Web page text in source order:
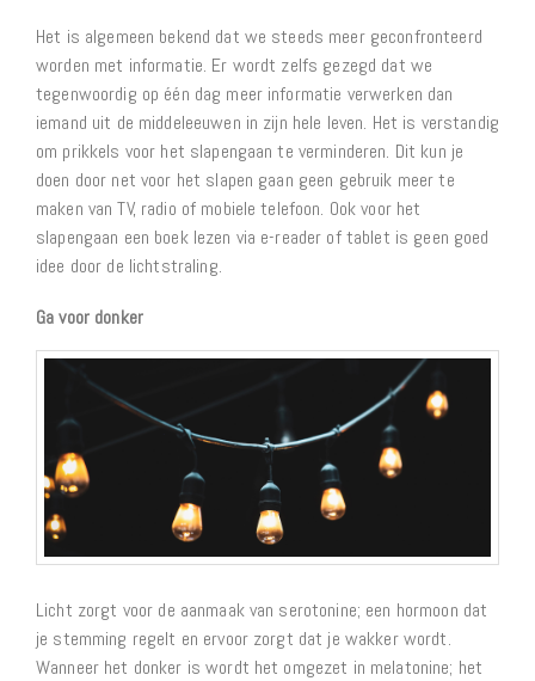
Het is algemeen bekend dat we steeds meer geconfronteerd
worden met informatie. Er wordt zelfs gezegd dat we
tegenwoordig op één dag meer informatie verwerken dan
iemand uit de middeleeuwen in zijn hele leven. Het is verstandig
om prikkels voor het slapengaan te verminderen. Dit kun je
doen door net voor het slapen gaan geen gebruik meer te
maken van TV, radio of mobiele telefoon. Ook voor het
slapengaan een boek lezen via e-reader of tablet is geen goed
idee door de lichtstraling.
Ga voor donker
Licht zorgt voor de aanmaak van serotonine; een hormoon dat
je stemming regelt en ervoor zorgt dat je wakker wordt.
Wanneer het donker is wordt het omgezet in melatonine; het